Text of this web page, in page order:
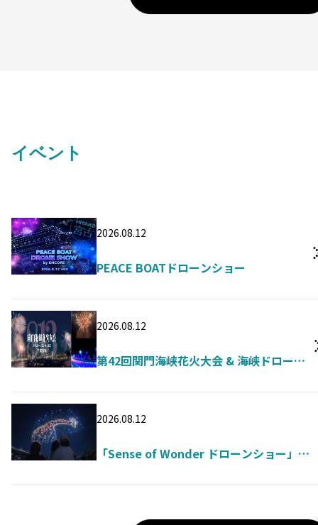
イベント
2026.08.12
PEACE BOATドローンショー
2026.08.12
第42回関門海峡花火大会 & 海峡ドローン
2026.08.12
「Sense of Wonder ドローンショー」